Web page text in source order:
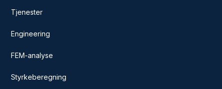
Tjenester
Engineering
FEM-analyse
Styrkeberegning